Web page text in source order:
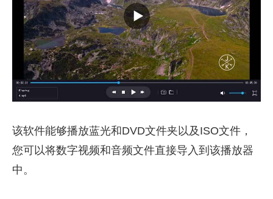
该软件能够播放蓝光和DVD文件夹以及ISO文件，
您可以将数字视频和音频文件直接导入到该播放器
中。